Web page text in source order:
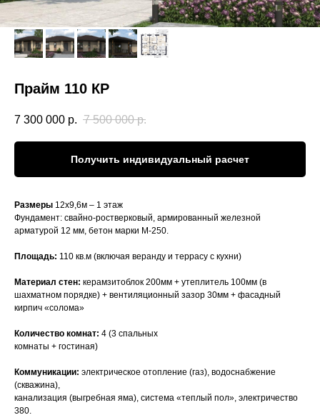
Прайм 110 КР
7 300 000 р. 7 500 000 р.
Получить индивидуальный расчет
Размеры 12х9,6м – 1 этаж
Фундамент: свайно-ростверковый, армированный железной
арматурой 12 мм, бетон марки М-250.
Площадь: 110 кв.м (включая веранду и террасу с кухни)
Материал стен: керамзитоблок 200мм + утеплитель 100мм (в
шахматном порядке) + вентиляционный зазор 30мм + фасадный
кирпич «солома»
Количество комнат: 4 (3 спальных
комнаты + гостиная)
Коммуникации: электрическое отопление (газ), водоснабжение
(скважина),
канализация (выгребная яма), система «теплый пол», электричество
380.